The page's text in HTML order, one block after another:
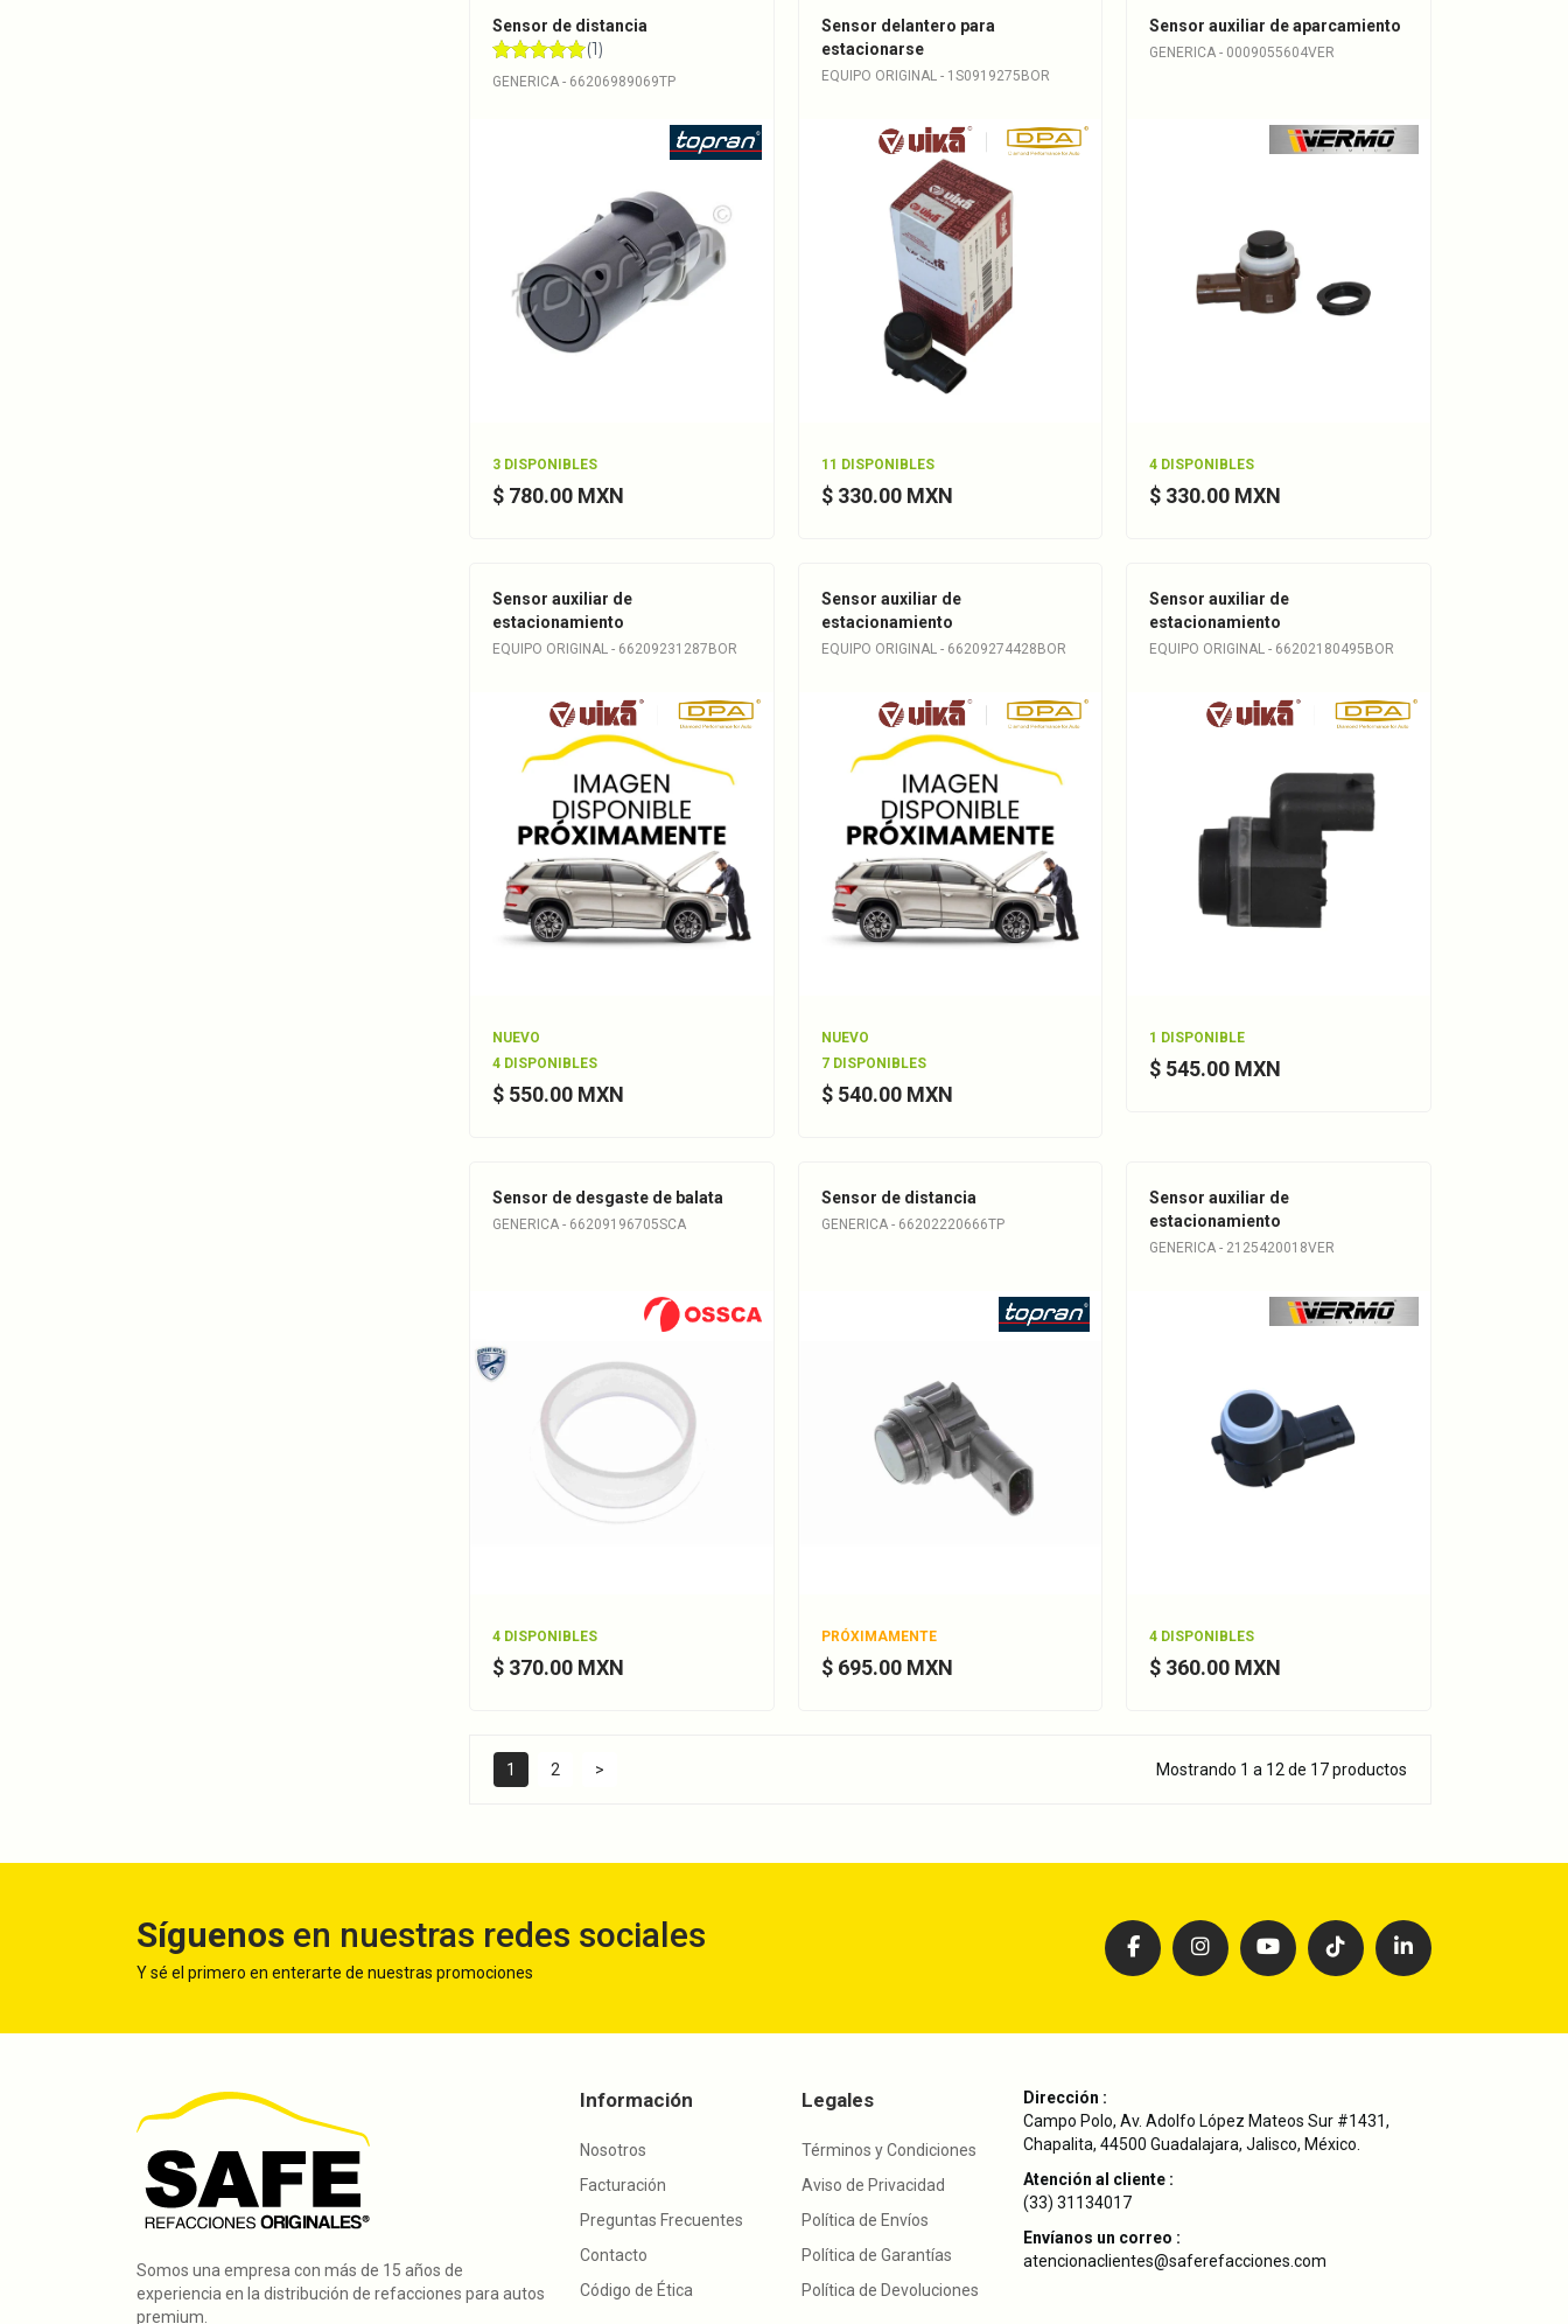
Sensor de distancia
GENERICA - 66206989069TP
3 DISPONIBLES
$ 780.00 MXN
Sensor delantero para
estacionarse
EQUIPO ORIGINAL - 1S0919275BOR
11 DISPONIBLES
$ 330.00 MXN
Sensor auxiliar de aparcamiento
GENERICA - 0009055604VER
4 DISPONIBLES
$ 330.00 MXN
Sensor auxiliar de
estacionamiento
EQUIPO ORIGINAL - 66209231287BOR
NUEVO
4 DISPONIBLES
$ 550.00 MXN
Sensor auxiliar de
estacionamiento
EQUIPO ORIGINAL - 66209274428BOR
NUEVO
7 DISPONIBLES
$ 540.00 MXN
Sensor auxiliar de
estacionamiento
EQUIPO ORIGINAL - 66202180495BOR
1 DISPONIBLE
$ 545.00 MXN
Sensor de desgaste de balata
GENERICA - 66209196705SCA
4 DISPONIBLES
$ 370.00 MXN
Sensor de distancia
GENERICA - 66202220666TP
PRÓXIMAMENTE
$ 695.00 MXN
Sensor auxiliar de
estacionamiento
GENERICA - 2125420018VER
4 DISPONIBLES
$ 360.00 MXN
1 2 > Mostrando 1 a 12 de 17 productos
Síguenos en nuestras redes sociales
Y sé el primero en enterarte de nuestras promociones
Somos una empresa con más de 15 años de
experiencia en la distribución de refacciones para autos
premium.
Información
Nosotros
Facturación
Preguntas Frecuentes
Contacto
Código de Ética
Legales
Términos y Condiciones
Aviso de Privacidad
Política de Envíos
Política de Garantías
Política de Devoluciones
Dirección :
Campo Polo, Av. Adolfo López Mateos Sur #1431,
Chapalita, 44500 Guadalajara, Jalisco, México.
Atención al cliente :
(33) 31134017
Envíanos un correo :
atencionaclientes@saferefacciones.com